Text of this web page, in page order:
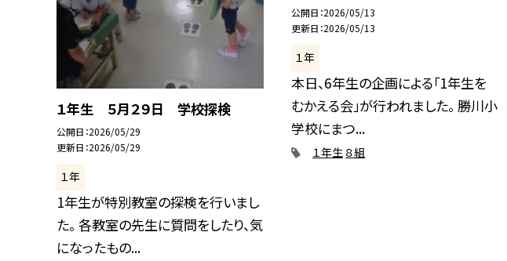
１年生 ５月２９日 学校探検
公開日 2026/05/29
更新日 2026/05/29
１年
1年生が特別教室の探検を行いまし
た。 各教室の先生に質問をしたり、気
になったもの...
公開日 2026/05/13
更新日 2026/05/13
１年
本日、6年生の企画による「1年生を
むかえる会」が行われました。 勝川小
学校にまつ...
１年生 ８組